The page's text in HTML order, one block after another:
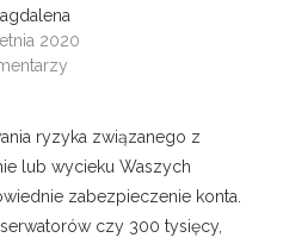
2020
ryzyka związanego z
lub wycieku Waszych
zabezpieczenie konta.
czy 300 tysięcy,